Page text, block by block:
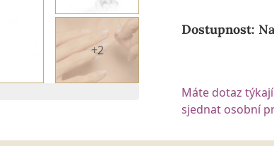
+2
Dostupnost:
Máte dotaz
sjednat osobní